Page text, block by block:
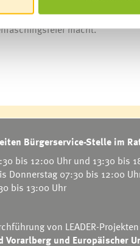
bewegten. Alles in allem
macht.
Bürgerservice-Stelle im
bis 12:00 Uhr und 13:30 bis
Donnerstag 07:30 bis 12:00
bis 13:00 Uhr
von LEADER-
Vorarlberg und Europäischer